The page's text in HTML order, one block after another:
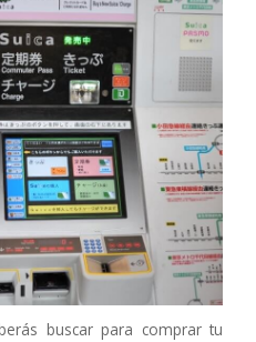
buscar para comprar tu